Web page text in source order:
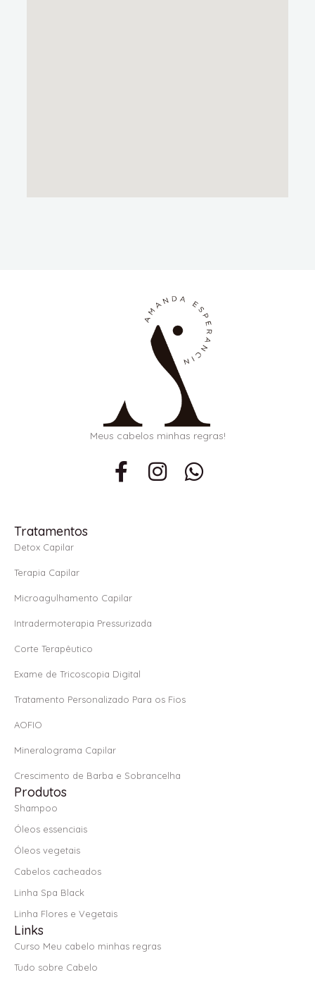
Meus cabelos minhas regras!
F
a
o
-
I
n
W
h
Tratamentos
Detox Capilar
Terapia Capilar
Microagulhamento Capilar
Intradermoterapia Pressurizada
Corte Terapêutico
Exame de Tricoscopia Digital
Tratamento Personalizado Para os Fios
AOFIO
Mineralograma Capilar
Crescimento de Barba e Sobrancelha
Produtos
Shampoo
Óleos essenciais
Óleos vegetais
Cabelos cacheados
Linha Spa Black
Linha Flores e Vegetais
Links
Curso Meu cabelo minhas regras
Tudo sobre Cabelo